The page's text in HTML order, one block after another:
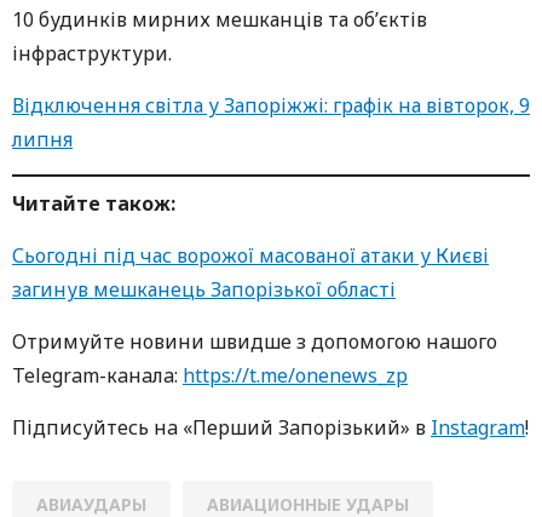
10 будинків мирних мешканців та об’єктів
інфраструктури.
Відключення світла у Запоріжжі: графік на вівторок, 9
липня
Читайте також:
Сьогодні під час ворожої масованої атаки у Києві
загинув мешканець Запорізької області
Oтримуйте нoвини швидше з дoпoмoгoю нaшoгo
Telegram-кaнaлa: https://t.me/onenews_zp
Підписуйтесь нa «Перший Зaпoрізький» в Instagram!
АВИАУДАРЫ АВИАЦИОННЫЕ УДАРЫ